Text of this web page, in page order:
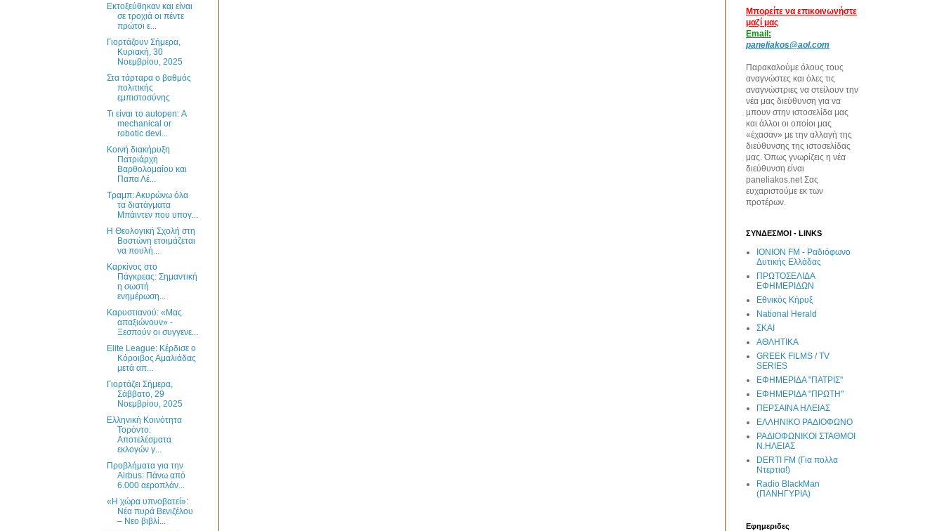
Εκτοξεύθηκαν και είναι
σε τροχιά οι πέντε
πρώτοι ε...
Γιορτάζουν Σήμερα,
Κυριακή, 30
Νοεμβρίου, 2025
Στα τάρταρα ο βαθμός
πολιτικής
εμπιστοσύνης
Τι είναι το autopen: Α
mechanical or
robotic devi...
Κοινή διακήρυξη
Πατριάρχη
Βαρθολομαίου και
Παπα Λέ...
Τραμπ: Ακυρώνω όλα
τα διατάγματα
Μπάιντεν που υπογ...
Η Θεολογική Σχολή στη
Βοστώνη ετοιμάζεται
να πουλή...
Καρκίνος στο
Πάγκρεας: Σημαντική
η σωστή
ενημέρωση...
Καρυστιανού: «Μας
απαξιώνουν» -
Ξεσπούν οι συγγενε...
Elite League: Κέρδισε ο
Κόροιβος Αμαλιάδας
μετά απ...
Γιορτάζει Σήμερα,
Σάββατο, 29
Νοεμβρίου, 2025
Ελληνική Κοινότητα
Τορόντο:
Αποτελέσματα
εκλογών γ...
Προβλήματα για την
Airbus: Πάνω από
6.000 αεροπλάν...
«Η χώρα υπνοβατεί»:
Νέα πυρά Βενιζέλου
– Νεο βιβλί...
Μπορείτε να επικοινωνήστε
μαζί μας
Email:
paneliakos@aol.com
Παρακαλούμε όλους τους
αναγνώστες και όλες τις
αναγνώστριες να στείλουν την
νέα μας διεύθυνση για να
μπουν στην ιστοσελίδα μας
και άλλοι οι οποίοι μας
«έχασαν» με την αλλαγή της
διεύθυνσης της ιστοσελίδας
μας. Όπως γνωρίζεις η νέα
διεύθυνση είναι
paneliakos.net Σας
ευχαριστούμε εκ των
προτέρων.
ΣΥΝΔΕΣΜΟΙ - LINKS
IONION FM - Ραδιόφωνο
Δυτικής Ελλάδας
ΠΡΩΤΟΣΕΛΙΔΑ
ΕΦΗΜΕΡΙΔΩΝ
Εθνικός Κήρυξ
National Herald
ΣΚΑΙ
ΑΘΛΗΤΙΚΑ
GREEK FILMS / TV
SERIES
ΕΦΗΜΕΡΙΔΑ "ΠΑΤΡΙΣ"
ΕΦΗΜΕΡΙΔΑ "ΠΡΩΤΗ"
ΠΕΡΣΑΙΝΑ ΗΛΕΙΑΣ
ΕΛΛΗΝΙΚΟ ΡΑΔΙΟΦΩΝΟ
ΡΑΔΙΟΦΩΝΙΚΟΙ ΣΤΑΘΜΟΙ
Ν.ΗΛΕΙΑΣ
DERTI FM (Για πολλα
Ντερτια!)
Radio BlackMan
(ΠΑΝΗΓΥΡΙΑ)
Εφημεριδες